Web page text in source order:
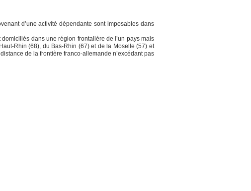
d’une activité dépendante sont imposables dans
dans une région frontalière de l’un pays mais
Rhin (68), du Bas-Rhin (67) et de la Moselle (57) et
de la frontière franco-allemande n’excédant pas